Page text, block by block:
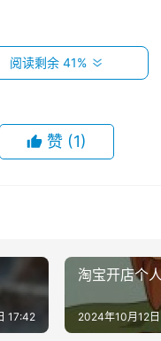
。金额以1级类目为
到天猫的返还目标的
返还。返还方式照评
全返。
阅读剩余 41%
赞 (1)
17:42
淘宝开店个
2024年10月12